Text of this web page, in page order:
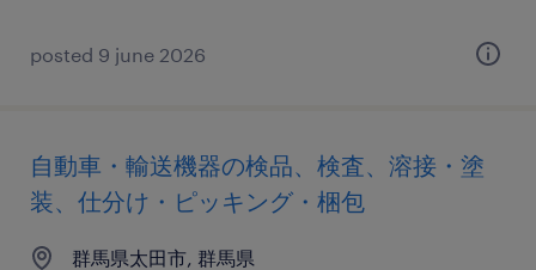
posted 9 june 2026
自動車・輸送機器の検品、検査、溶接・塗
装、仕分け・ピッキング・梱包
群馬県太田市, 群馬県